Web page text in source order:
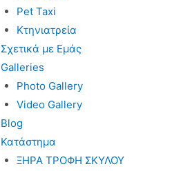
Pet Taxi
Κτηνιατρεία
Σχετικά με Εμάς
Galleries
Photo Gallery
Video Gallery
Blog
Κατάστημα
ΞΗΡΑ ΤΡΟΦΗ ΣΚΥΛΟΥ